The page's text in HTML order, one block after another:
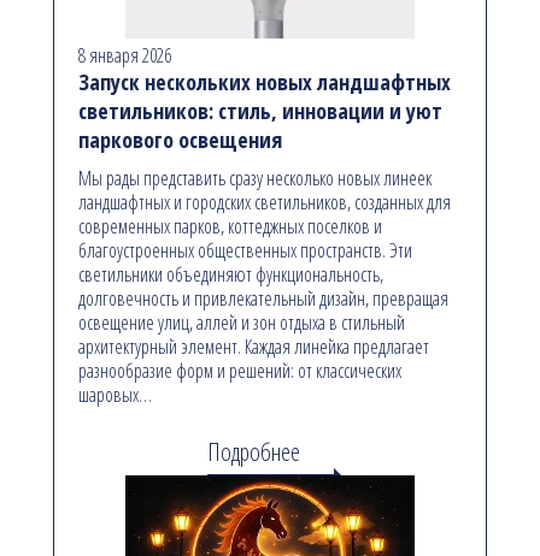
8 января 2026
Запуск нескольких новых ландшафтных
светильников: стиль, инновации и уют
паркового освещения
Мы рады представить сразу несколько новых линеек
ландшафтных и городских светильников, созданных для
современных парков, коттеджных поселков и
благоустроенных общественных пространств. Эти
светильники объединяют функциональность,
долговечность и привлекательный дизайн, превращая
освещение улиц, аллей и зон отдыха в стильный
архитектурный элемент. Каждая линейка предлагает
разнообразие форм и решений: от классических
шаровых…
Подробнее